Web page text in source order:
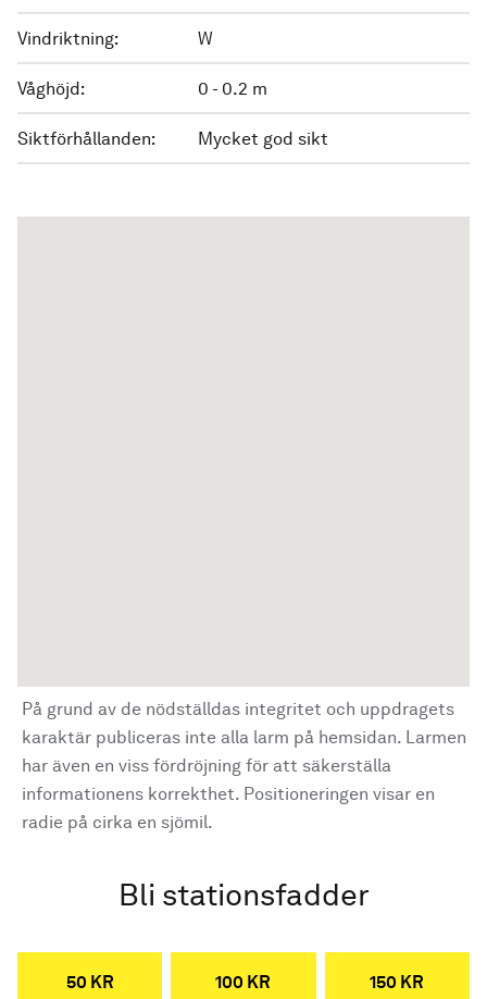
Vindriktning: W
Våghöjd: 0 - 0.2 m
Siktförhållanden: Mycket god sikt
På grund av de nödställdas integritet och uppdragets
karaktär publiceras inte alla larm på hemsidan. Larmen
har även en viss fördröjning för att säkerställa
informationens korrekthet. Positioneringen visar en
radie på cirka en sjömil.
Bli stationsfadder
50 KR 100 KR 150 KR